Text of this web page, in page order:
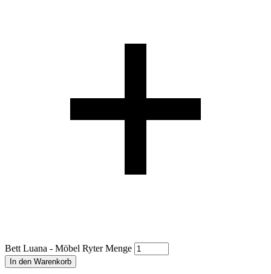
Bett Luana - Möbel Ryter Menge
In den Warenkorb